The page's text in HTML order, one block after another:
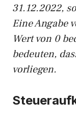
31.12.2022,
Eine Angabe
Wert von 0
bedeuten,
vorliegen.